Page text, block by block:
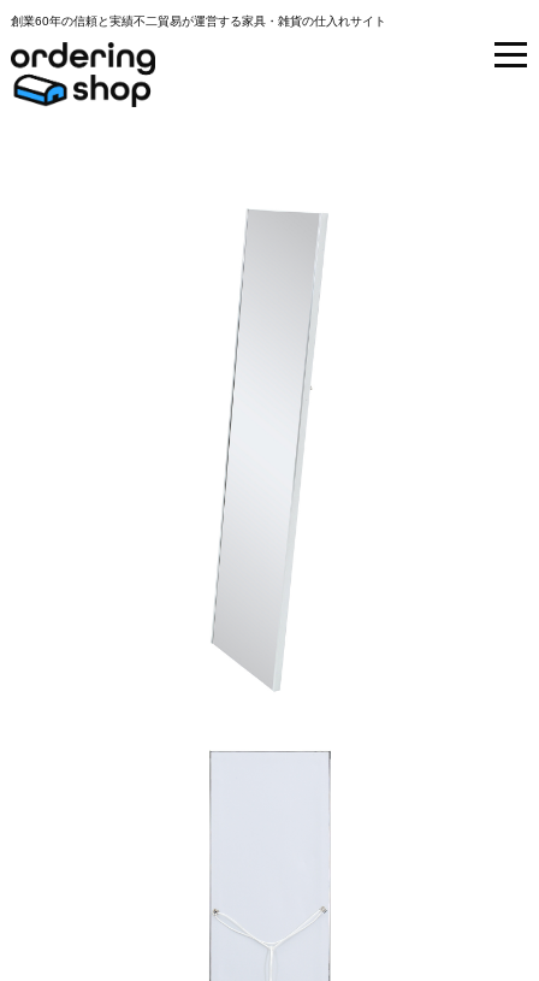
創業60年の信頼と実績不二貿易が運営する家具・雑貨の仕入れサイト